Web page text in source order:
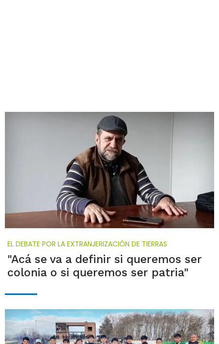
EL DEBATE POR LA EXTRANJERIZACIÓN DE TIERRAS
"Acá se va a definir si queremos ser
colonia o si queremos ser patria"